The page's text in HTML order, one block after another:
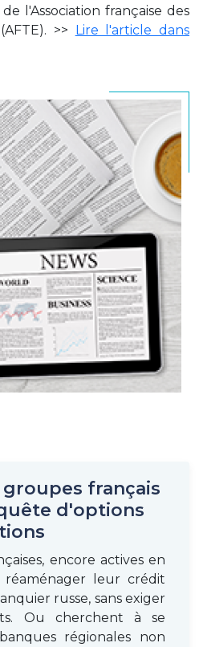
l'Association française des
>> Lire l'article dans
français
d'options
encore actives en
réaménager leur crédit
russe, sans exiger
Ou cherchent à se
régionales non